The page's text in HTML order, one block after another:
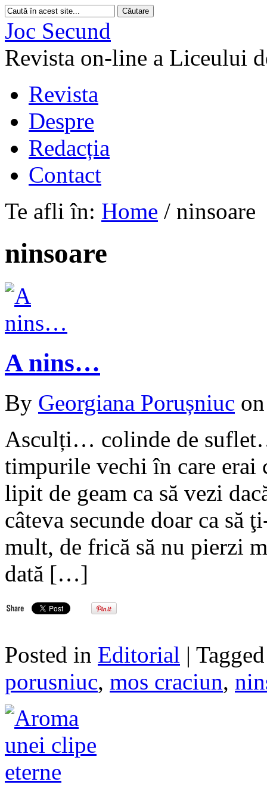
Joc Secund
Revista on-line a Liceului
Revista
Despre
Redacția
Contact
Te afli în: Home / ninsoare
ninsoare
A nins…
By Georgiana Porușniuc
Asculți… colinde de
timpurile vechi în care erai
lipit de geam ca să vezi
câteva secunde doar ca să
mult, de frică să nu pierzi
dată […]
Posted in Editorial |
porusniuc, mos craciun,